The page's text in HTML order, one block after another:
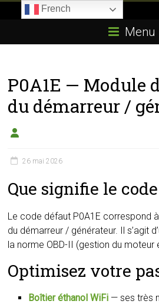
E85.com
passion
du
boîtier
éthanol
Menu
P0A1E — Module
du démarreur /
26 mai 2026
Que signifie le code
Le code défaut P0A1E correspond
du démarreur / générateur. Il s’agit
la norme OBD-II (gestion du moteur
Optimisez votre
Boîtier éthanol WiFi — ses très
French